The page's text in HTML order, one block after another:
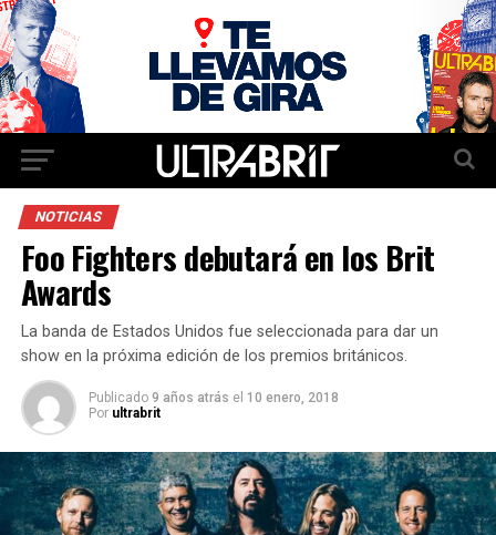
NOTICIAS
Foo Fighters debutará en los Brit
Awards
La banda de Estados Unidos fue seleccionada para dar un
show en la próxima edición de los premios británicos.
Publicado 9 años atrás el 10 enero, 2018
Por ultrabrit